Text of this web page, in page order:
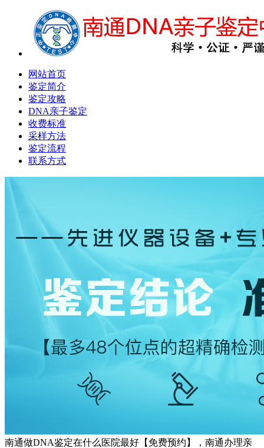
网站首页
鉴定简介
鉴定攻略
DNA亲子鉴定
收费标准
采样方法
鉴定流程
联系方式
南通做DNA鉴定在什么医院最好【免费预约】，南通办理亲